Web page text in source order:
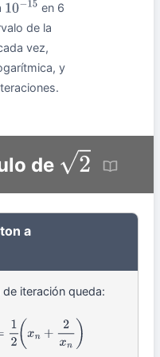
10− 15 en 6
de la
vez,
y
de 2
a
de iteración queda:
2 (x x